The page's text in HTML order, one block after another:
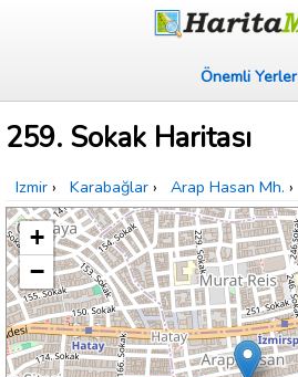
Önemli Yerler
259. Sokak Haritası
Izmir › Karabağlar › Arap Hasan Mh. ›
+
−